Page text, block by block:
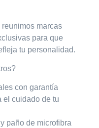
reunimos marcas
para que
tu personalidad.
con garantía
el cuidado de tu
y paño de microfibra